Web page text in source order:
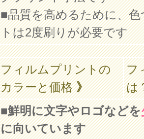
■品質を高めるために、
トは2度刷りが必要です
フィルムプリントの
カラーと価格》
フ
は
■鮮明に文字やロゴなどを
に向いています